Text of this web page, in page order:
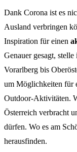
Dank Corona ist es
Ausland verbringen
Inspiration für einen
Genauer gesagt,
Vorarlberg bis
um Möglichkeiten für
Outdoor-Aktivitäten.
Österreich verbracht
dürfen. Wo es am
herausfinden.